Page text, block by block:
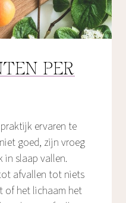
PER
ervaren te
goed, zijn vroeg
in slaap vallen.
afvallen tot niets
of het lichaam het